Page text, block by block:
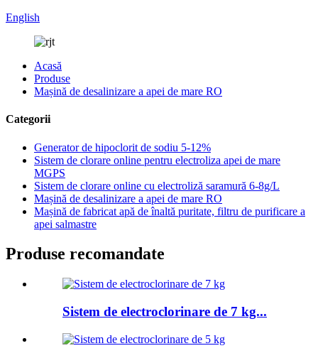
English
Acasă
Produse
Mașină de desalinizare a apei de mare RO
Categorii
Generator de hipoclorit de sodiu 5-12%
Sistem de clorare online pentru electroliza apei de mare
MGPS
Sistem de clorare online cu electroliză saramură 6-8g/L
Mașină de desalinizare a apei de mare RO
Mașină de fabricat apă de înaltă puritate, filtru de purificare a
apei salmastre
Produse recomandate
Sistem de electroclorinare de 7 kg...